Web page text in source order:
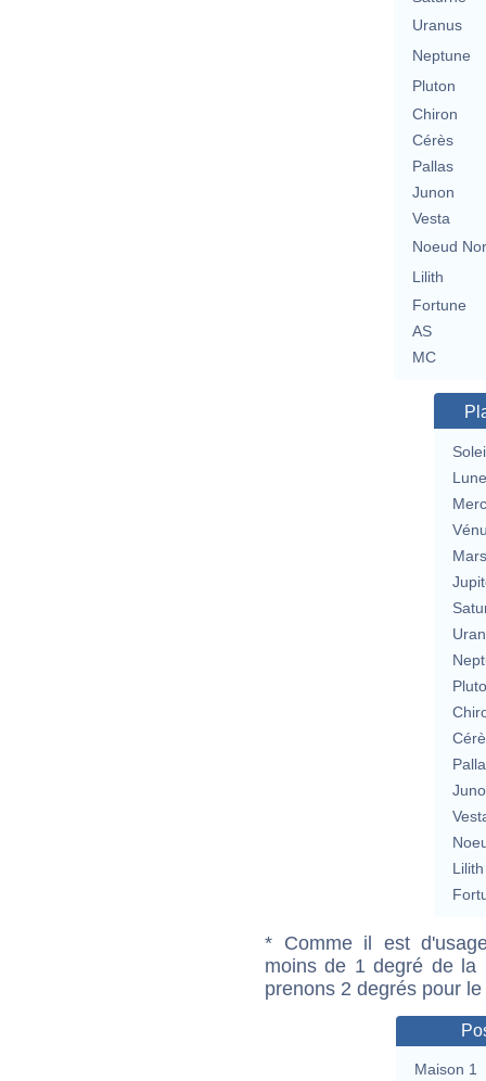
Uranus
Neptune
Pluton
Chiron
Cérès
Pallas
Junon
Vesta
Noeud
Lilith
Fortune
AS
MC
Lune
Mars
Lilith
* Comme il est
moins de 1 degré de la
prenons 2 degrés pour
Maison 1